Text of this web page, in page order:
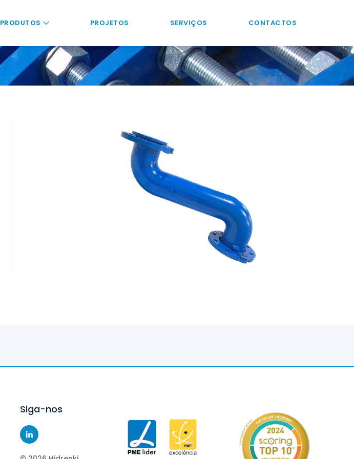
PRODUTOS PROJETOS SERVIÇOS CONTACTOS
Siga-nos